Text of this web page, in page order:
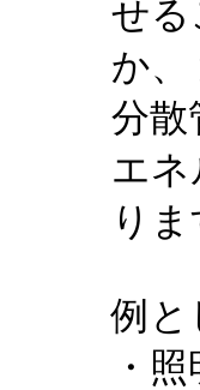
せる
か、
分散
エ
りま
例と
・